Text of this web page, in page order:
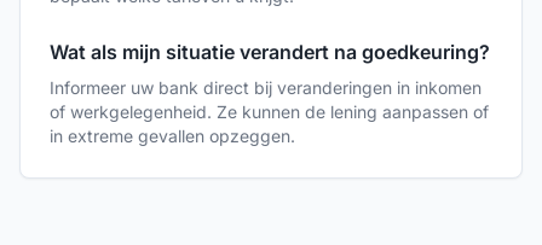
Wat als mijn situatie verandert na goedkeuring?
Informeer uw bank direct bij veranderingen in inkomen
of werkgelegenheid. Ze kunnen de lening aanpassen of
in extreme gevallen opzeggen.